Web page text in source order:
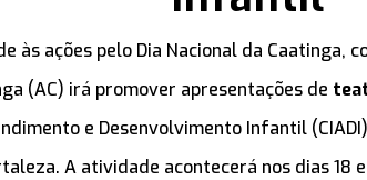
às ações pelo Dia Nacional da Caatinga,
(AC) irá promover apresentações de
e Desenvolvimento Infantil
A atividade acontecerá nos dias 18 e